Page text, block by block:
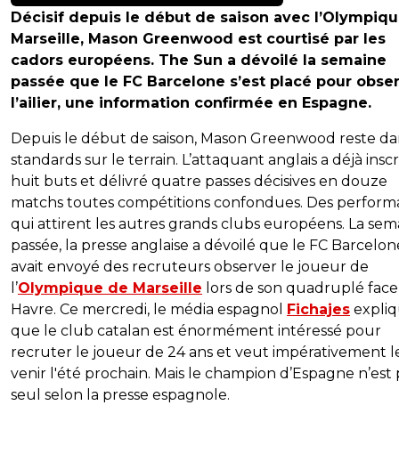
Décisif depuis le début de saison avec
Marseille, Mason Greenwood est courtisé par les
cadors européens. The Sun a dévoilé la semaine
passée que le FC Barcelone s’est placé pour
l’ailier, une information confirmée en Espagne.
Depuis le début de saison, Mason Greenwood reste
standards sur le terrain. L’attaquant anglais a déjà
huit buts et délivré quatre passes décisives en douze
matchs toutes compétitions confondues. Des
qui attirent les autres grands clubs européens. La
passée, la presse anglaise a dévoilé que le FC
avait envoyé des recruteurs observer le joueur de
l’Olympique de Marseille lors de son quadruplé
Havre. Ce mercredi, le média espagnol
Fichajes
que le club catalan est énormément intéressé pour
recruter le joueur de 24 ans et veut impérativement
venir l'été prochain. Mais le champion d’Espagne n’est
seul selon la presse espagnole.